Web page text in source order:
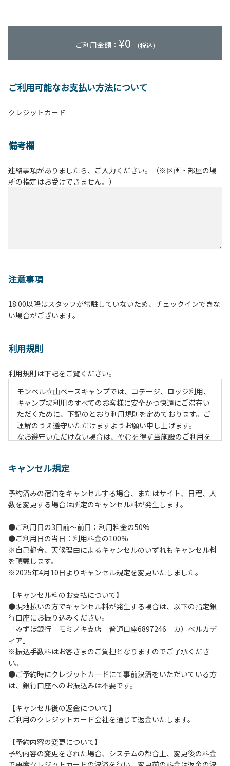
ご利用金額： ¥0 (税込)
ご利用可能なお支払い方法について
クレジットカード
備考欄
連絡事項がありましたら、ご入力ください。（※区画・部屋の場
所の指定はお受けできません。）
注意事項
18:00以降はスタッフが常駐していないため、チェックインできな
い場合がございます。
利用規則
利用規則は下記をご覧ください。
モンベル立山ベースキャンプでは、コテージ、ロッジ利用、
キャンプ場利用のすべてのお客様に安全かつ快適にご滞在い
ただくために、下記のとおり利用規則を定めております。ご
理解のうえ遵守いただけますようお願い申し上げます。
なお遵守いただけない場合は、やむを得ず当施設のご利用を
【施設全体に関する注意事項】
２.利用上のルールを遵守いただき、ご自身で事故防止に努め
てください。
４.場内を車で移動する場合は、徐行運転（5km/h以下）を
行ってください。
５.施設内は土足禁止です。
６.コテージ・ロッジ棟内は禁煙です。
７.ゴミは分別した上で、燃えるごみ以外は中身を洗い、チェ
８.不可抗力以外の事由により建造物、家具、備品、その他の
物品を損傷、紛失、汚染させた場合には、相当額を弁償して
いただくことがあります。
９.施設内（駐車場含む）での事故や盗難などにつきまして
は、一切の責任を負いかねます。
【コテージご利用上の注意事項ならびに禁止事項】
１.動物（ペット類）の同伴はご遠慮願います。
３.調度品などの持ち出しはしないでください。
４.ご訪問客とのコテージ内での面会はご遠慮願います。
６.周囲に迷惑となるような行為（夜間の大声での談笑等）や
他人に嫌悪感を与えるような行為はお止めください。
キャンセル規定
予約済みの宿泊をキャンセルする場合、またはサイト、日程、人
数を変更する場合は所定のキャンセル料が発生します。
●ご利用日の3日前～前日：利用料金の50%
●ご利用日の当日：利用料金の100%
※自己都合、天候理由によるキャンセルのいずれもキャンセル料
を頂戴します。
※2025年4月10日よりキャンセル規定を変更いたしました。
【キャンセル料のお支払について】
●現地払いの方でキャンセル料が発生する場合は、以下の指定銀
行口座にお振り込みください。
「みずほ銀行 モミノキ支店 普通口座6897246 カ）ベルカデ
ィア」
※振込手数料はお客さまのご負担となりますのでご了承くださ
い。
●ご予約時にクレジットカードにて事前決済をいただいている方
は、銀行口座へのお振込みは不要です。
【キャンセル後の返金について】
ご利用のクレジットカード会社を通じて返金いたします。
【予約内容の変更について】
予約内容の変更をされた場合、システムの都合上、変更後の料金